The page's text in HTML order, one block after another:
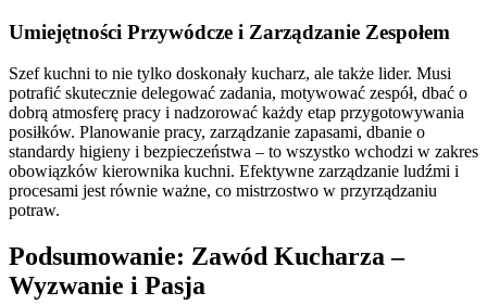
Umiejętności Przywódcze i Zarządzanie Zespołem
Szef kuchni to nie tylko doskonały kucharz, ale także lider. Musi
potrafić skutecznie delegować zadania, motywować zespół, dbać o
dobrą atmosferę pracy i nadzorować każdy etap przygotowywania
posiłków. Planowanie pracy, zarządzanie zapasami, dbanie o
standardy higieny i bezpieczeństwa – to wszystko wchodzi w zakres
obowiązków kierownika kuchni. Efektywne zarządzanie ludźmi i
procesami jest równie ważne, co mistrzostwo w przyrządzaniu
potraw.
Podsumowanie: Zawód Kucharza –
Wyzwanie i Pasja